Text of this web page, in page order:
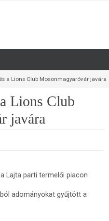
a Lions Club Mosonmagyaróvár javára
Lions Club
javára
Lajta parti termelői piacon
adományokat gyűjtött a